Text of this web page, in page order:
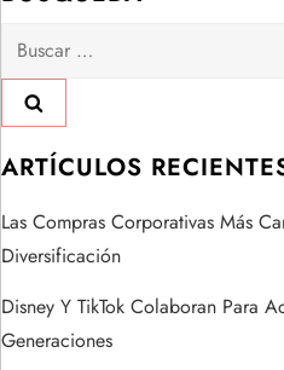
a
c
i
ó
n
d
Buscar:
ARTÍCULOS
Las Compras Corporativas Más
Diversificación
Disney Y TikTok Colaboran Para
Generaciones